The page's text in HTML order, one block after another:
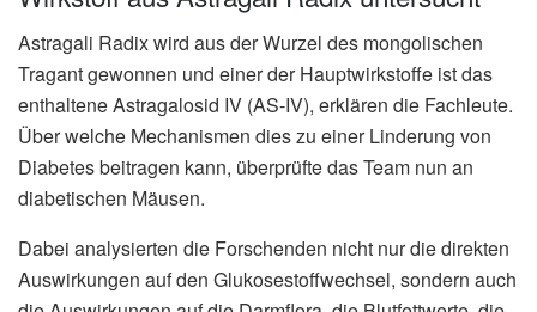
Astragali Radix wird aus der Wurzel des mongolischen
Tragant gewonnen und einer der Hauptwirkstoffe ist das
enthaltene Astragalosid IV (AS-IV), erklären die Fachleute.
Über welche Mechanismen dies zu einer Linderung von
Diabetes beitragen kann, überprüfte das Team nun an
diabetischen Mäusen.
Dabei analysierten die Forschenden nicht nur die direkten
Auswirkungen auf den Glukosestoffwechsel, sondern auch